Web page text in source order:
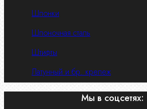
Шпонки
Шпоночная сталь
Штифты
Латунный и бр. крепеж
Мы в соцсетях: